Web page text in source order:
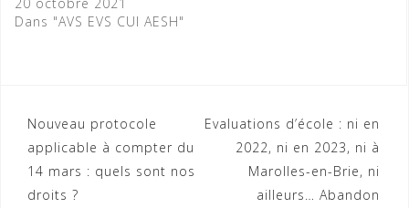
Dans "AVS EVS CUI AESH"
Navigation
de
l’article
Nouveau protocole
applicable à compter du
14 mars : quels sont nos
droits ?
Evaluations d’école : ni en
2022, ni en 2023, ni à
Marolles-en-Brie, ni
ailleurs… Abandon